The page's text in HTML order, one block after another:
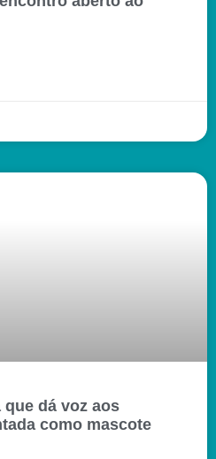
dá voz aos
como mascote